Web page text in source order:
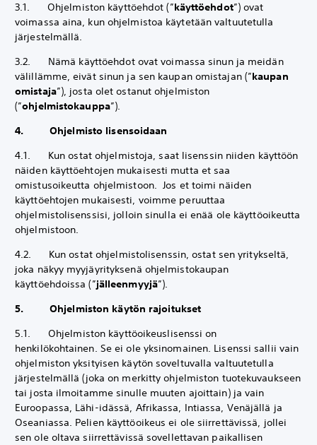
3.1. Ohjelmiston käyttöehdot (”käyttöehdot”) ovat
voimassa aina, kun ohjelmistoa käytetään valtuutetulla
järjestelmällä.
3.2. Nämä käyttöehdot ovat voimassa sinun ja meidän
välillämme, eivät sinun ja sen kaupan omistajan (”kaupan
omistaja”), josta olet ostanut ohjelmiston
(”ohjelmistokauppa”).
4. Ohjelmisto lisensoidaan
4.1. Kun ostat ohjelmistoja, saat lisenssin niiden käyttöön
näiden käyttöehtojen mukaisesti mutta et saa
omistusoikeutta ohjelmistoon. Jos et toimi näiden
käyttöehtojen mukaisesti, voimme peruuttaa
ohjelmistolisenssisi, jolloin sinulla ei enää ole käyttöoikeutta
ohjelmistoon.
4.2. Kun ostat ohjelmistolisenssin, ostat sen yritykseltä,
joka näkyy myyjäyrityksenä ohjelmistokaupan
käyttöehdoissa (”jälleenmyyjä”).
5. Ohjelmiston käytön rajoitukset
5.1. Ohjelmiston käyttöoikeuslisenssi on
henkilökohtainen. Se ei ole yksinomainen. Lisenssi sallii vain
ohjelmiston yksityisen käytön soveltuvalla valtuutetulla
järjestelmällä (joka on merkitty ohjelmiston tuotekuvaukseen
tai josta ilmoitamme sinulle muuten ajoittain) ja vain
Euroopassa, Lähi-idässä, Afrikassa, Intiassa, Venäjällä ja
Oseaniassa. Pelien käyttöoikeus ei ole siirrettävissä, jollei
sen ole oltava siirrettävissä sovellettavan paikallisen